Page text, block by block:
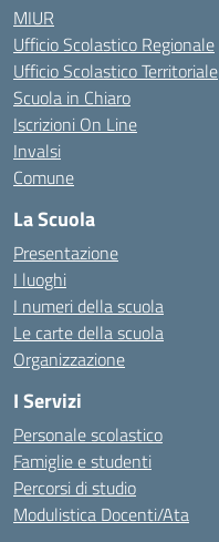
MIUR
Ufficio Scolastico Regionale
Ufficio Scolastico Territoriale
Scuola in Chiaro
Iscrizioni On Line
Invalsi
Comune
La Scuola
Presentazione
I luoghi
I numeri della scuola
Le carte della scuola
Organizzazione
I Servizi
Personale scolastico
Famiglie e studenti
Percorsi di studio
Modulistica Docenti/Ata